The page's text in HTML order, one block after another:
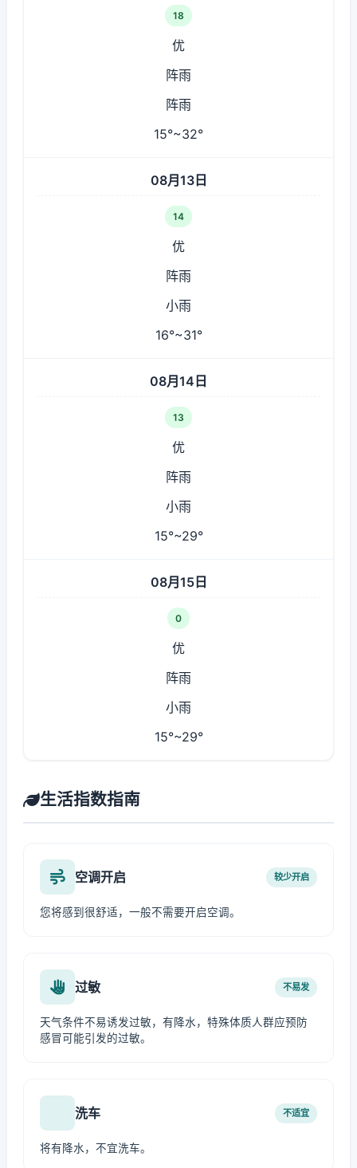
18
优
阵雨
阵雨
15°~32°
08月13日
14
优
阵雨
小雨
16°~31°
08月14日
13
优
阵雨
小雨
15°~29°
08月15日
0
优
阵雨
小雨
15°~29°
生活指数指南
空调开启 较少开启
您将感到很舒适，一般不需要开启空调。
过敏 不易发
天气条件不易诱发过敏，有降水，特殊体质人群应预防
感冒可能引发的过敏。
洗车 不适宜
将有降水，不宜洗车。